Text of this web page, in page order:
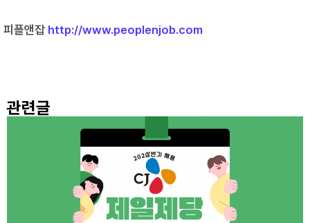
피플앤잡 http://www.peoplenjob.com
관련글